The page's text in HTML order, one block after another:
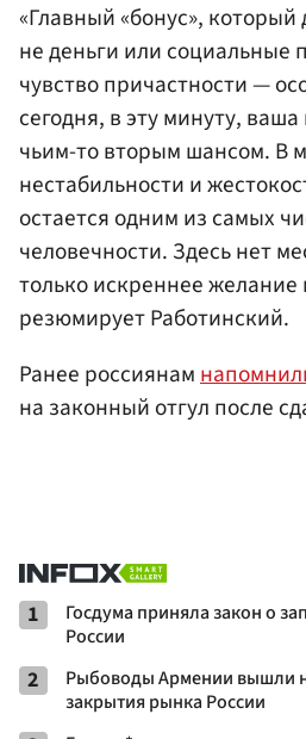
«Главный «бонус», который
не деньги или социальные
чувство причастности —
сегодня, в эту минуту,
чьим-то вторым шансом. В
нестабильности и
остается одним из самых
человечности. Здесь нет
только искреннее
резюмирует Работинский.
Ранее россиянам
на законный отгул после
1
Госдума приняла закон о
России
2
Рыбоводы Армении вышли
закрытия рынка России